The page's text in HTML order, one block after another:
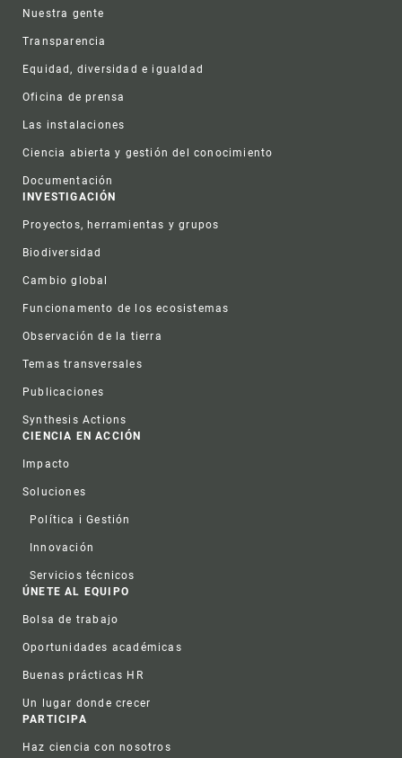
Nuestra gente
Transparencia
Equidad, diversidad e igualdad
Oficina de prensa
Las instalaciones
Ciencia abierta y gestión del conocimiento
Documentación
INVESTIGACIÓN
Proyectos, herramientas y grupos
Biodiversidad
Cambio global
Funcionamento de los ecosistemas
Observación de la tierra
Temas transversales
Publicaciones
Synthesis Actions
CIENCIA EN ACCIÓN
Impacto
Soluciones
Política i Gestión
Innovación
Servicios técnicos
ÚNETE AL EQUIPO
Bolsa de trabajo
Oportunidades académicas
Buenas prácticas HR
Un lugar donde crecer
PARTICIPA
Haz ciencia con nosotros